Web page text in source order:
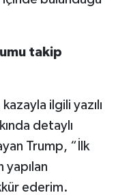
takip
ilgili yazılı
detaylı
Trump, “İlk
yapılan
ederim.